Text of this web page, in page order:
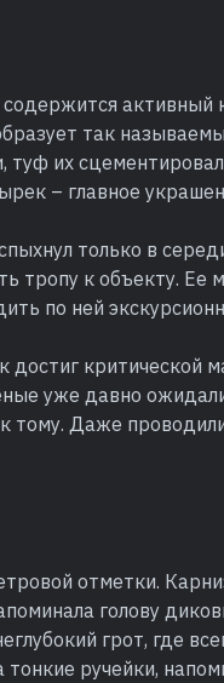
активный
так
их
– главное
только в
тропу к объекту. Ее
по ней
достиг критической
уже давно
тому. Даже
отметки.
голову
грот, где
тонкие ручейки,